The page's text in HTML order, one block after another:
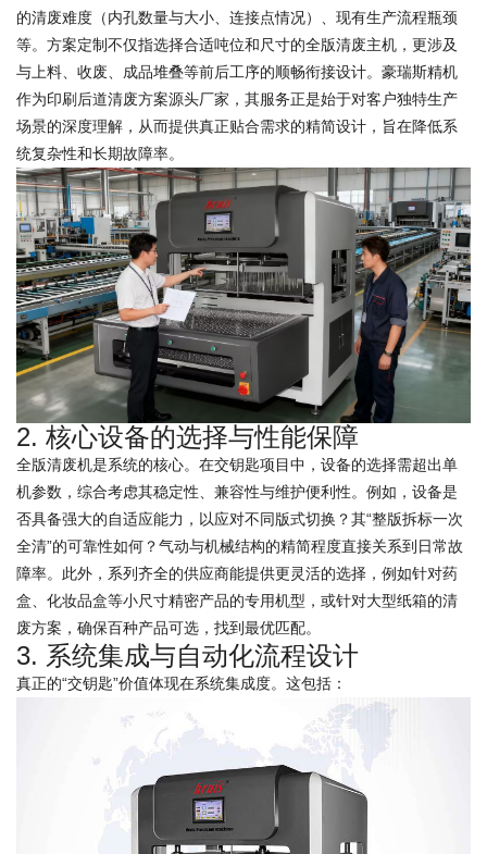
的清废难度（内孔数量与大小、连接点情况）、现有生产流程瓶颈
等。方案定制不仅指选择合适吨位和尺寸的全版清废主机，更涉及
与上料、收废、成品堆叠等前后工序的顺畅衔接设计。豪瑞斯精机
作为印刷后道清废方案源头厂家，其服务正是始于对客户独特生产
场景的深度理解，从而提供真正贴合需求的精简设计，旨在降低系
统复杂性和长期故障率。
2. 核心设备的选择与性能保障
全版清废机是系统的核心。在交钥匙项目中，设备的选择需超出单
机参数，综合考虑其稳定性、兼容性与维护便利性。例如，设备是
否具备强大的自适应能力，以应对不同版式切换？其“整版拆标一次
全清”的可靠性如何？气动与机械结构的精简程度直接关系到日常故
障率。此外，系列齐全的供应商能提供更灵活的选择，例如针对药
盒、化妆品盒等小尺寸精密产品的专用机型，或针对大型纸箱的清
废方案，确保百种产品可选，找到最优匹配。
3. 系统集成与自动化流程设计
真正的“交钥匙”价值体现在系统集成度。这包括：